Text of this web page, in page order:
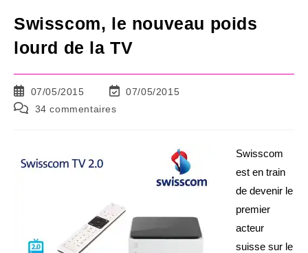
Swisscom, le nouveau poids
lourd de la TV
Publication
publiée :
07/05/2015
Dernière
07/05/2015
Commentaires
34 commentaires
Swisscom
est en train
de devenir le
premier
acteur
suisse sur le